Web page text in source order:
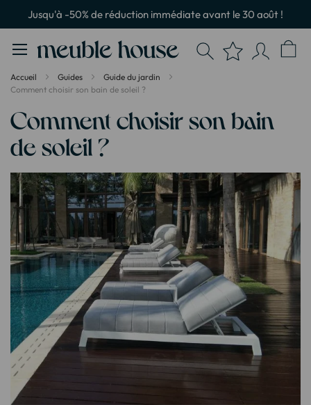
Jusqu'à -50% de réduction immédiate avant le 30 août !
Accueil Guides
Guide du jardin
Comment choisir son bain de soleil ?
Comment choisir son bain
de soleil ?
Panneau de gestion des cookies